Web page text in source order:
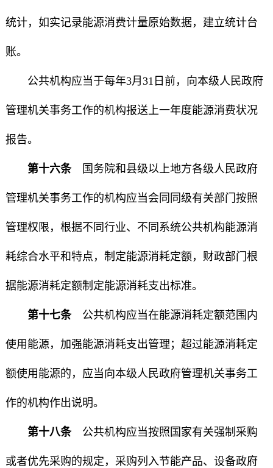
统计，如实记录能源消费计量原始数据，建立统计台
账。
公共机构应当于每年3月31日前，向本级人民政府
管理机关事务工作的机构报送上一年度能源消费状况
报告。
第十六条国务院和县级以上地方各级人民政府
管理机关事务工作的机构应当会同同级有关部门按照
管理权限，根据不同行业、不同系统公共机构能源消
耗综合水平和特点，制定能源消耗定额，财政部门根
据能源消耗定额制定能源消耗支出标准。
第十七条公共机构应当在能源消耗定额范围内
使用能源，加强能源消耗支出管理；超过能源消耗定
额使用能源的，应当向本级人民政府管理机关事务工
作的机构作出说明。
第十八条公共机构应当按照国家有关强制采购
或者优先采购的规定，采购列入节能产品、设备政府